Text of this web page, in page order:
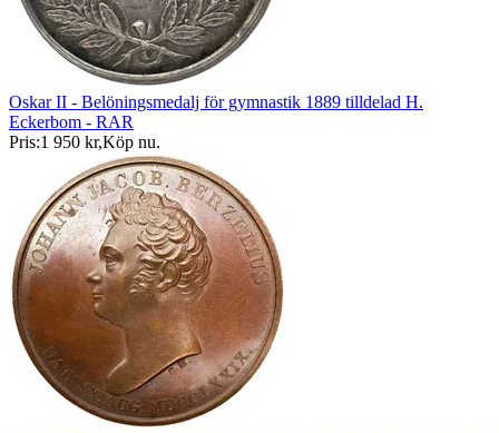
Oskar II - Belöningsmedalj för gymnastik 1889 tilldelad H.
Eckerbom - RAR
Pris:1 950 kr,Köp nu.